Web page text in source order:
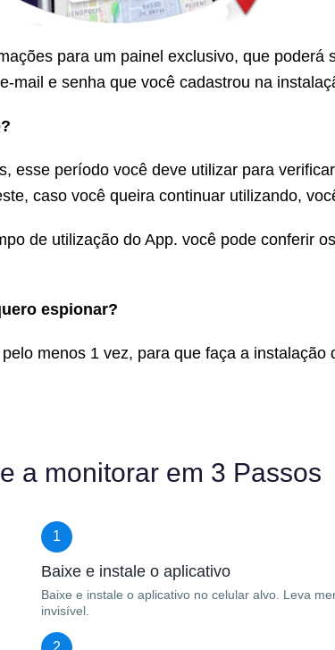
para um painel exclusivo, que poderá
mail e senha que você cadastrou na
esse período você deve utilizar para
caso você queira continuar utilizando,
de utilização do App. você pode conferir
espionar?
menos 1 vez, para que faça a instalação
a monitorar em 3 Passos
1
Baixe e instale o aplicativo
Baixe e instale o aplicativo no celular alvo. Leva
invisível.